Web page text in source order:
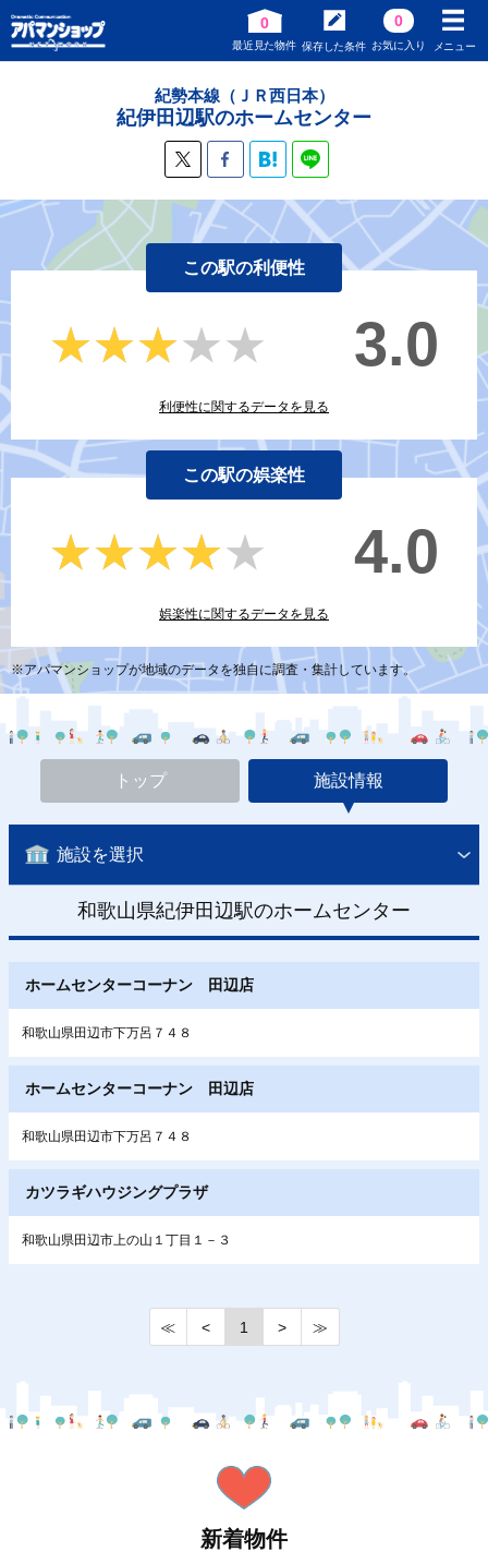
0
最近見た物件 保存した条件
0
お気に入り メニュー
紀勢本線（ＪＲ西日本）
紀伊田辺駅のホームセンター
この駅の利便性
★★★★★
★★★★★ 3.0
利便性に関するデータを見る
この駅の娯楽性
★★★★★
★★★★★ 4.0
娯楽性に関するデータを見る
※アパマンショップが地域のデータを独自に調査・集計しています。
トップ 施設情報
施設を選択
和歌山県紀伊田辺駅のホームセンター
ホームセンターコーナン 田辺店
和歌山県田辺市下万呂７４８
ホームセンターコーナン 田辺店
和歌山県田辺市下万呂７４８
カツラギハウジングプラザ
和歌山県田辺市上の山１丁目１－３
≪ < 1 > ≫
新着物件